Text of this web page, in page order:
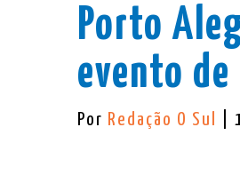
Porto
evento
Por Redação O Sul |